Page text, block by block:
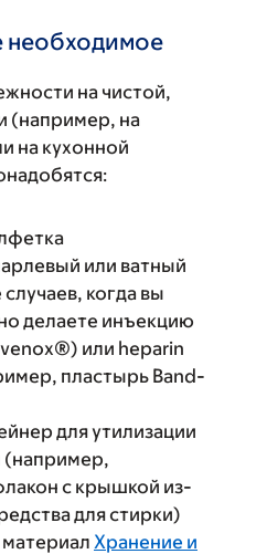
необходимое
на чистой,
(например, на
на кухонной
или ватный
когда вы
делаете инъекцию
или heparin
пластырь Band-
для утилизации
(например,
с крышкой из-
для стирки)
Хранение и